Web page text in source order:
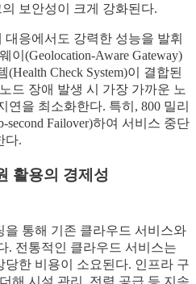
보안성이 크게 강화된다.
응에서도 강력한 성능을 발휘
(Geolocation-Aware Gateway)
Check System)이 결합된
드 장애 발생 시 가장 가까운 노
연을 최소화한다. 특히, 800 밀리
Failover)하여 서비스 중단
다.
활용의 경제성
통해 기존 클라우드 서비스와
. 전통적인 클라우드 서비스는
한 비용이 소요된다. 인프라 구
해 시설 관리, 전력 공급 등 지속